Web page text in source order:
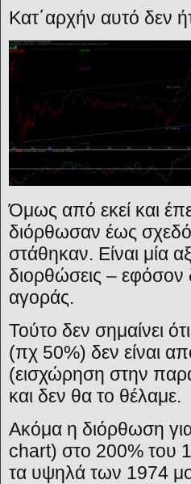
Κατ΄αρχήν αυτό δεν
Όμως από εκεί και
διόρθωσαν έως
στάθηκαν. Είναι μία
διορθώσεις – εφόσον
αγοράς.
Τούτο δεν σημαίνει
(πχ 50%) δεν είναι
(εισχώρηση στην
και δεν θα το θέλαμε.
Ακόμα η διόρθωση
chart) στο 200% του
τα υψηλά των 1974